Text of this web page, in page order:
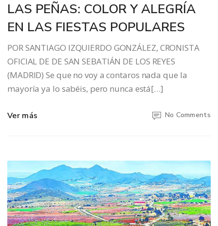
LAS PEÑAS: COLOR Y ALEGRÍA
EN LAS FIESTAS POPULARES
POR SANTIAGO IZQUIERDO GONZÁLEZ, CRONISTA
OFICIAL DE DE SAN SEBATIÁN DE LOS REYES
(MADRID) Se que no voy a contaros nada que la
mayoría ya lo sabéis, pero nunca está[…]
Ver más No Comments